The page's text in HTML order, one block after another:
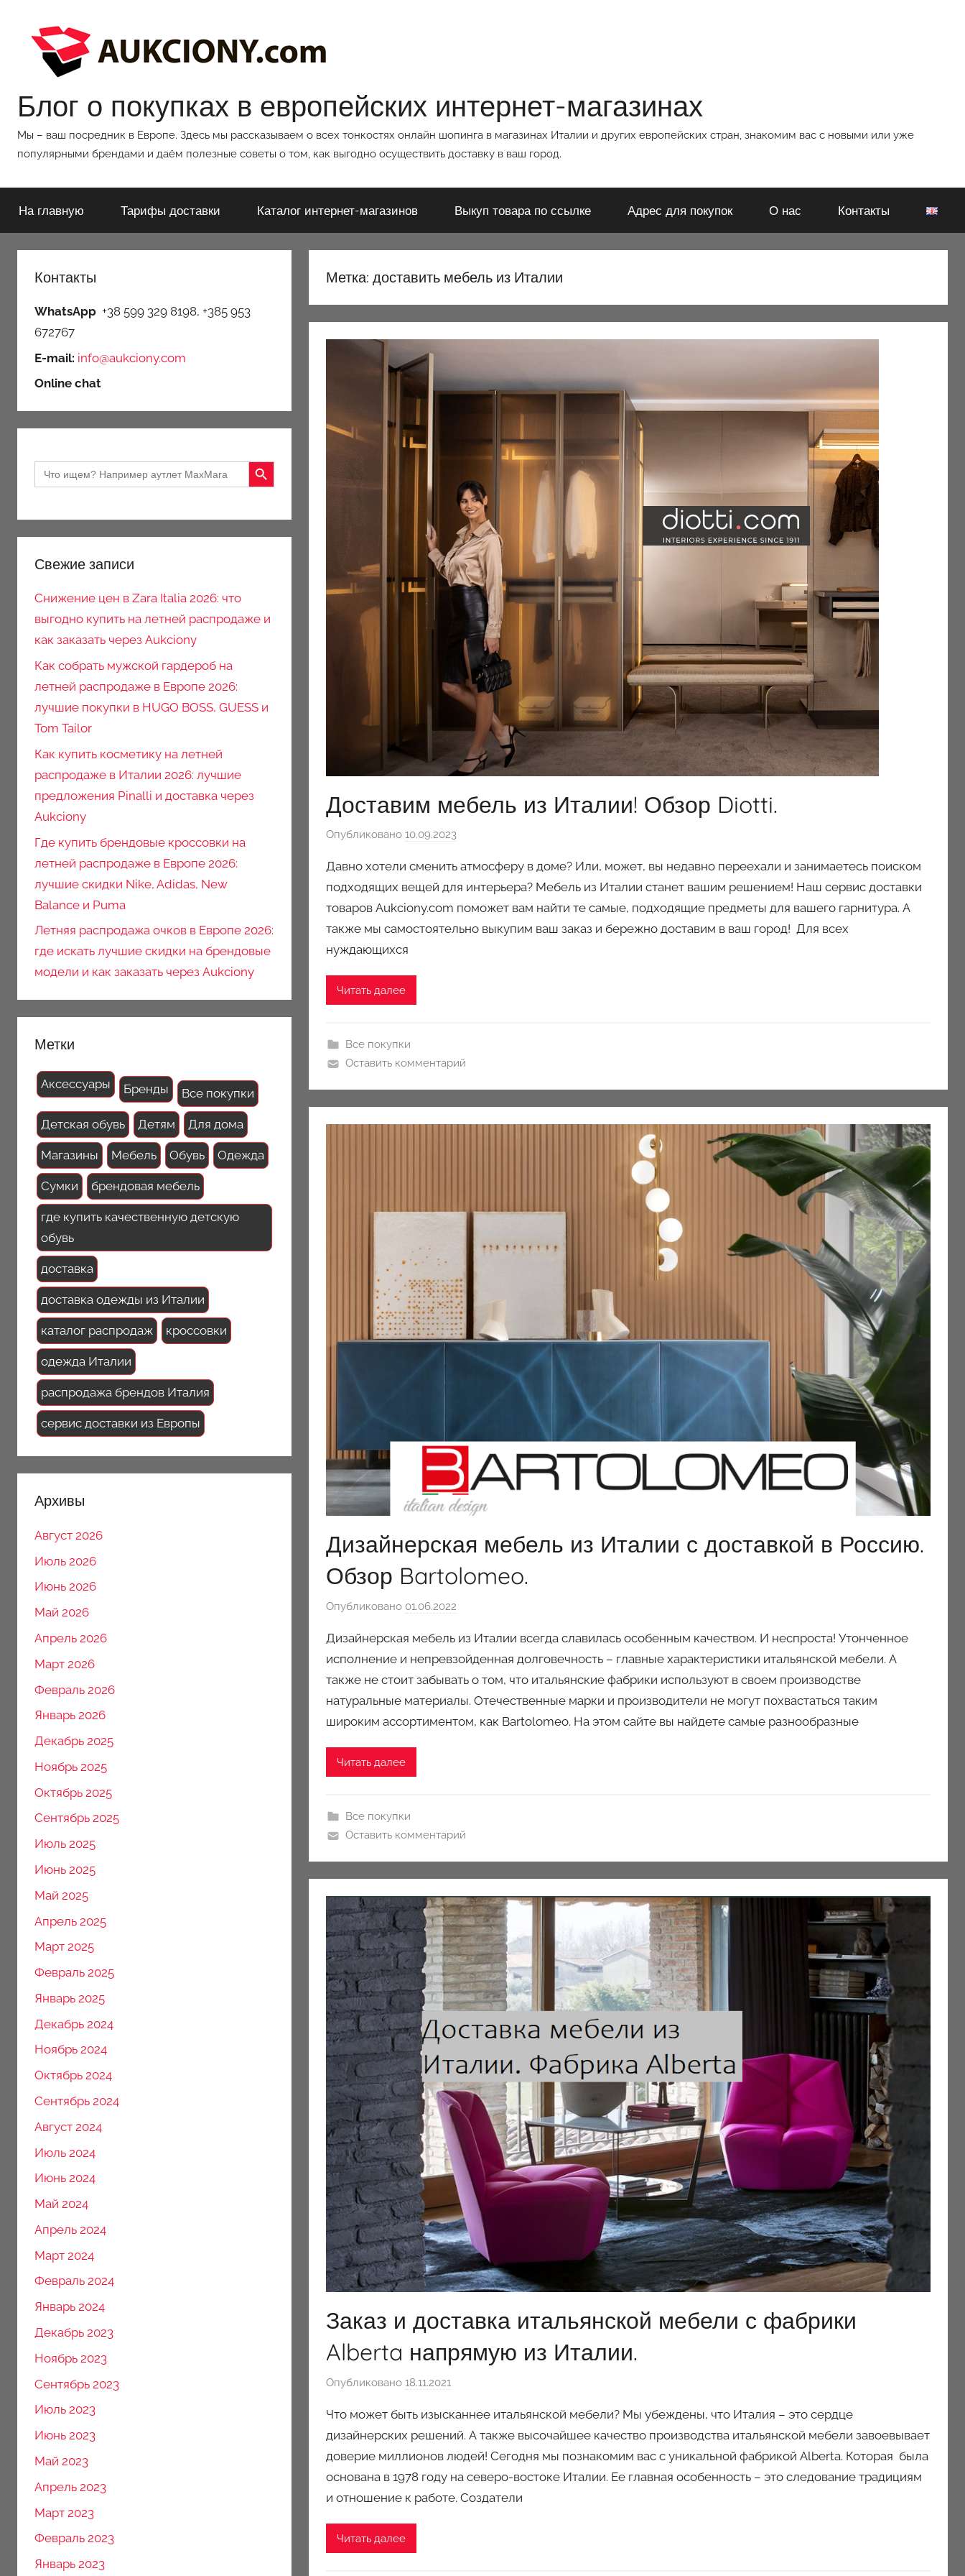
содержимому
Блог о покупках в европейских интернет-магазинах
Мы – ваш посредник в Европе. Здесь мы рассказываем о всех тонкостях онлайн шопинга в магазинах Италии и других европейских стран, знакомим вас с новыми или уже
популярными брендами и даём полезные советы о том, как выгодно осуществить доставку в ваш город.
На главную Тарифы доставки Каталог интернет-магазинов Выкуп товара по ссылке Адрес для покупок О нас Контакты
Метка: доставить мебель из Италии
Доставим мебель из Италии! Обзор Diotti.
Опубликовано 10.09.2023а
т
о
р
о
o
Давно хотели сменить атмосферу в доме? Или, может, вы недавно переехали и занимаетесь поиском
подходящих вещей для интерьера? Мебель из Италии станет вашим решением! Наш сервис доставки
товаров Aukciony.com поможет вам найти те самые, подходящие предметы для вашего гарнитура. А
также мы самостоятельно выкупим ваш заказ и бережно доставим в ваш город! Для всех
нуждающихся
Читать далее
Все покупки
Оставить комментарий
Дизайнерская мебель из Италии с доставкой в Россию.
Обзор Bartolomeo.
Опубликовано 01.06.2022
т
о
р
о
м
o
Дизайнерская мебель из Италии всегда славилась особенным качеством. И неспроста! Утонченное
исполнение и непревзойденная долговечность – главные характеристики итальянской мебели. А
также не стоит забывать о том, что итальянские фабрики используют в своем производстве
натуральные материалы. Отечественные марки и производители не могут похвастаться таким
широким ассортиментом, как Bartolomeo. На этом сайте вы найдете самые разнообразные
Читать далее
Все покупки
Оставить комментарий
Заказ и доставка итальянской мебели с фабрики
Alberta напрямую из Италии.
Опубликовано 18.11.2021а
т
о
р
о
м
Что может быть изысканнее итальянской мебели? Мы убеждены, что Италия – это сердце
дизайнерских решений. А также высочайшее качество производства итальянской мебели завоевывает
доверие миллионов людей! Сегодня мы познакомим вас с уникальной фабрикой Alberta. Которая была
основана в 1978 году на северо-востоке Италии. Ее главная особенность – это следование традициям
и отношение к работе. Создатели
Читать далее
Контакты
WhatsApp +38 599 329 8198, +385 953
672767
E-mail: info@aukciony.com
Online chat
Search
for:
Search Button
Свежие записи
Снижение цен в Zara Italia 2026: что
выгодно купить на летней распродаже и
как заказать через Aukciony
Как собрать мужской гардероб на
летней распродаже в Европе 2026:
лучшие покупки в HUGO BOSS, GUESS и
Tom Tailor
Как купить косметику на летней
распродаже в Италии 2026: лучшие
предложения Pinalli и доставка через
Aukciony
Где купить брендовые кроссовки на
летней распродаже в Европе 2026:
лучшие скидки Nike, Adidas, New
Balance и Puma
Летняя распродажа очков в Европе 2026:
где искать лучшие скидки на брендовые
модели и как заказать через Aukciony
Метки
Аксессуары Бренды Все покупки
Детская обувь Детям Для дома
Магазины Мебель Обувь Одежда
Сумки брендовая мебель
где купить качественную детскую
обувь
доставка
доставка одежды из Италии
каталог распродаж кроссовки
одежда Италии
распродажа брендов Италия
сервис доставки из Европы
Архивы
Август 2026
Июль 2026
Июнь 2026
Май 2026
Апрель 2026
Март 2026
Февраль 2026
Январь 2026
Декабрь 2025
Ноябрь 2025
Октябрь 2025
Сентябрь 2025
Июль 2025
Июнь 2025
Май 2025
Апрель 2025
Март 2025
Февраль 2025
Январь 2025
Декабрь 2024
Ноябрь 2024
Октябрь 2024
Сентябрь 2024
Август 2024
Июль 2024
Июнь 2024
Май 2024
Апрель 2024
Март 2024
Февраль 2024
Январь 2024
Декабрь 2023
Ноябрь 2023
Сентябрь 2023
Июль 2023
Июнь 2023
Май 2023
Апрель 2023
Март 2023
Февраль 2023
Январь 2023